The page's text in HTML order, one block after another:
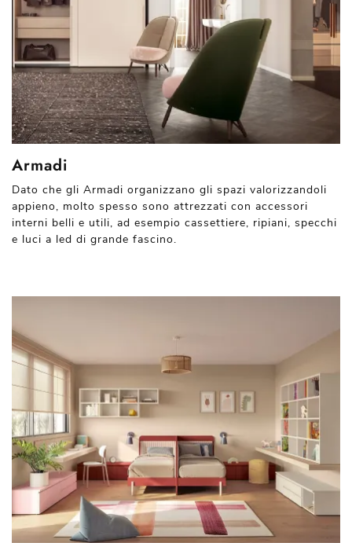
Armadi
Dato che gli Armadi organizzano gli spazi valorizzandoli
appieno, molto spesso sono attrezzati con accessori
interni belli e utili, ad esempio cassettiere, ripiani, specchi
e luci a led di grande fascino.